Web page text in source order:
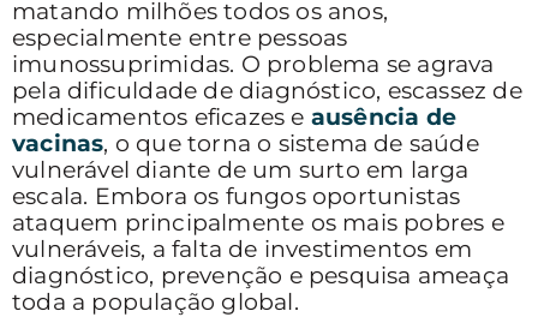
matando milhões todos os anos,
especialmente entre pessoas
imunossuprimidas. O problema se agrava
pela dificuldade de diagnóstico, escassez de
medicamentos eficazes e ausência de
vacinas, o que torna o sistema de saúde
vulnerável diante de um surto em larga
escala. Embora os fungos oportunistas
ataquem principalmente os mais pobres e
vulneráveis, a falta de investimentos em
diagnóstico, prevenção e pesquisa ameaça
toda a população global.